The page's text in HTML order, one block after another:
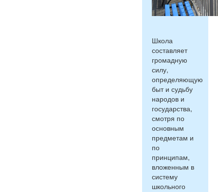
Школа
составляет
громадную
силу,
определяющую
быт и судьбу
народов и
государства,
смотря по
основным
предметам и
по
принципам,
вложенным в
систему
школьного